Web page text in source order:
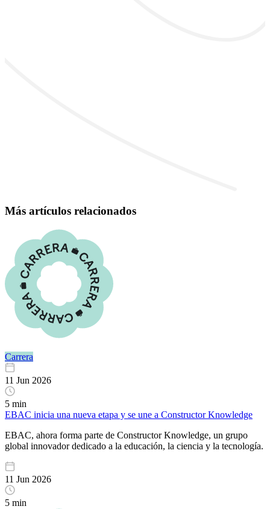
Más artículos relacionados
Carrera
11 Jun 2026
5 min
EBAC inicia una nueva etapa y se une a Constructor Knowledge
EBAC, ahora forma parte de Constructor Knowledge, un grupo
global innovador dedicado a la educación, la ciencia y la tecnología.
11 Jun 2026
5 min